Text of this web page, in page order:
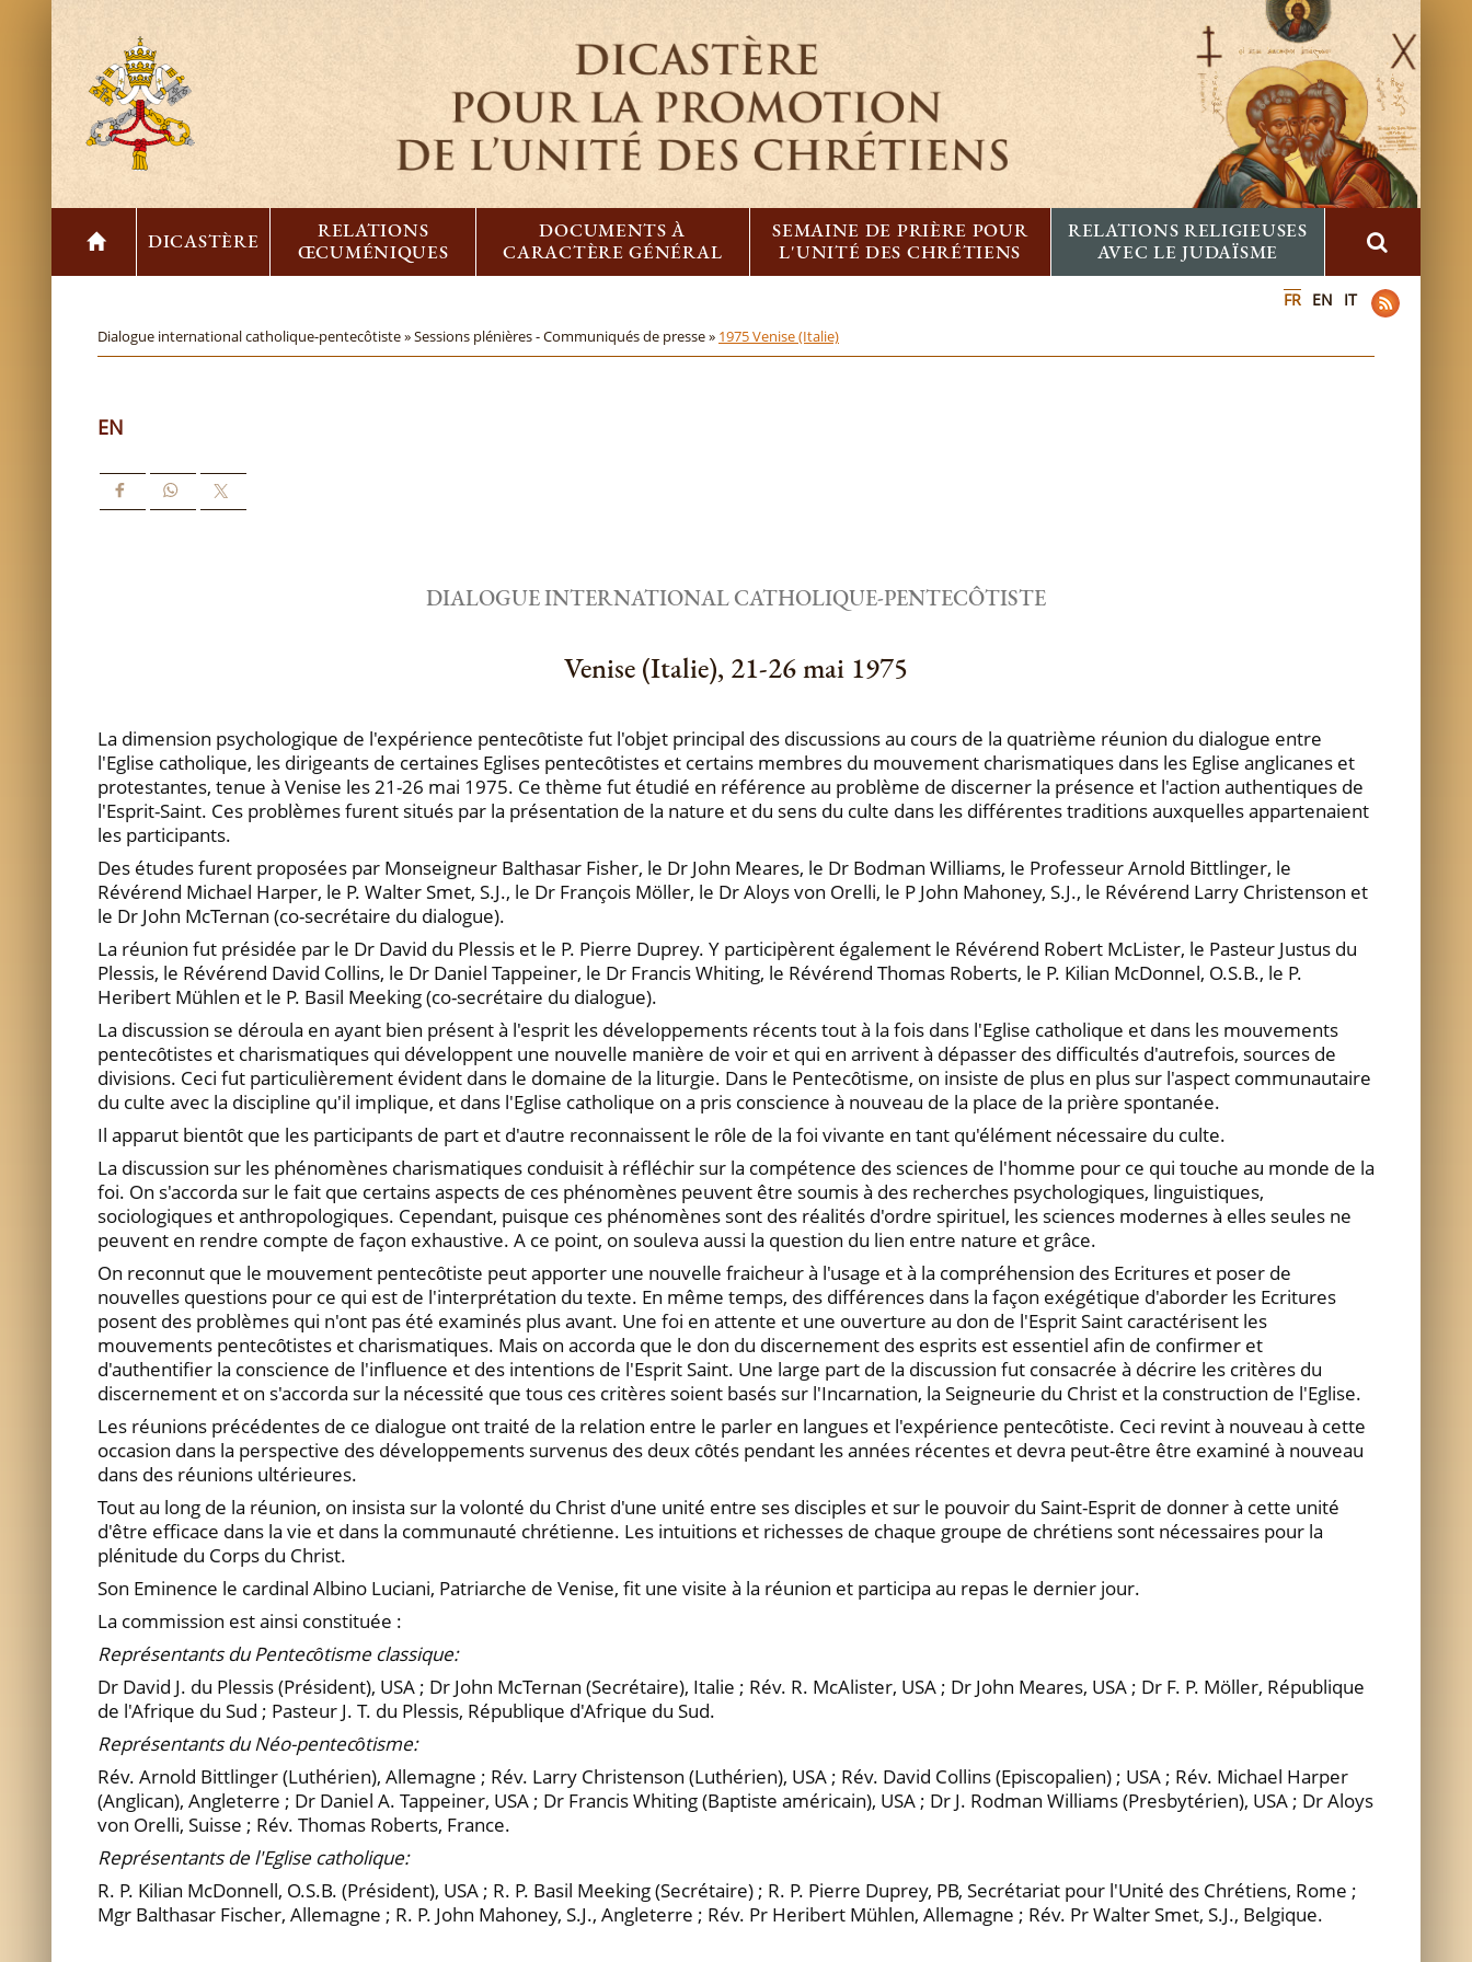
DICASTÈRE
RELATIONS
ŒCUMÉNIQUES
DOCUMENTS À
CARACTÈRE GÉNÉRAL
SEMAINE DE PRIÈRE POUR
L'UNITÉ DES CHRÉTIENS
RELATIONS RELIGIEUSES
AVEC LE JUDAÏSME
FR EN IT
Dialogue international catholique-pentecôtiste »Sessions plénières - Communiqués de presse » 1975 Venise (Italie)
EN
DIALOGUE INTERNATIONAL CATHOLIQUE-PENTECÔTISTE
Venise (Italie), 21-26 mai 1975
La dimension psychologique de l'expérience pentecȏtiste fut l'objet principal des discussions au cours de la quatrième réunion du dialogue entre
l'Eglise catholique, les dirigeants de certaines Eglises pentecȏtistes et certains membres du mouvement charismatiques dans les Eglise anglicanes et
protestantes, tenue à Venise les 21-26 mai 1975. Ce thème fut étudié en référence au problème de discerner la présence et l'action authentiques de
l'Esprit-Saint. Ces problèmes furent situés par la présentation de la nature et du sens du culte dans les différentes traditions auxquelles appartenaient
les participants.
Des études furent proposées par Monseigneur Balthasar Fisher, le Dr John Meares, le Dr Bodman Williams, le Professeur Arnold Bittlinger, le
Révérend Michael Harper, le P. Walter Smet, S.J., le Dr François Möller, le Dr Aloys von Orelli, le P John Mahoney, S.J., le Révérend Larry Christenson et
le Dr John McTernan (co-secrétaire du dialogue).
La réunion fut présidée par le Dr David du Plessis et le P. Pierre Duprey. Y participèrent également le Révérend Robert McLister, le Pasteur Justus du
Plessis, le Révérend David Collins, le Dr Daniel Tappeiner, le Dr Francis Whiting, le Révérend Thomas Roberts, le P. Kilian McDonnel, O.S.B., le P.
Heribert Mühlen et le P. Basil Meeking (co-secrétaire du dialogue).
La discussion se déroula en ayant bien présent à l'esprit les développements récents tout à la fois dans l'Eglise catholique et dans les mouvements
pentecȏtistes et charismatiques qui développent une nouvelle manière de voir et qui en arrivent à dépasser des difficultés d'autrefois, sources de
divisions. Ceci fut particulièrement évident dans le domaine de la liturgie. Dans le Pentecȏtisme, on insiste de plus en plus sur l'aspect communautaire
du culte avec la discipline qu'il implique, et dans l'Eglise catholique on a pris conscience à nouveau de la place de la prière spontanée.
Il apparut bientȏt que les participants de part et d'autre reconnaissent le rȏle de la foi vivante en tant qu'élément nécessaire du culte.
La discussion sur les phénomènes charismatiques conduisit à réfléchir sur la compétence des sciences de l'homme pour ce qui touche au monde de la
foi. On s'accorda sur le fait que certains aspects de ces phénomènes peuvent être soumis à des recherches psychologiques, linguistiques,
sociologiques et anthropologiques. Cependant, puisque ces phénomènes sont des réalités d'ordre spirituel, les sciences modernes à elles seules ne
peuvent en rendre compte de façon exhaustive. A ce point, on souleva aussi la question du lien entre nature et grâce.
On reconnut que le mouvement pentecȏtiste peut apporter une nouvelle fraicheur à l'usage et à la compréhension des Ecritures et poser de
nouvelles questions pour ce qui est de l'interprétation du texte. En même temps, des différences dans la façon exégétique d'aborder les Ecritures
posent des problèmes qui n'ont pas été examinés plus avant. Une foi en attente et une ouverture au don de l'Esprit Saint caractérisent les
mouvements pentecȏtistes et charismatiques. Mais on accorda que le don du discernement des esprits est essentiel afin de confirmer et
d'authentifier la conscience de l'influence et des intentions de l'Esprit Saint. Une large part de la discussion fut consacrée à décrire les critères du
discernement et on s'accorda sur la nécessité que tous ces critères soient basés sur l'Incarnation, la Seigneurie du Christ et la construction de l'Eglise.
Les réunions précédentes de ce dialogue ont traité de la relation entre le parler en langues et l'expérience pentecȏtiste. Ceci revint à nouveau à cette
occasion dans la perspective des développements survenus des deux cȏtés pendant les années récentes et devra peut-être être examiné à nouveau
dans des réunions ultérieures.
Tout au long de la réunion, on insista sur la volonté du Christ d'une unité entre ses disciples et sur le pouvoir du Saint-Esprit de donner à cette unité
d'être efficace dans la vie et dans la communauté chrétienne. Les intuitions et richesses de chaque groupe de chrétiens sont nécessaires pour la
plénitude du Corps du Christ.
Son Eminence le cardinal Albino Luciani, Patriarche de Venise, fit une visite à la réunion et participa au repas le dernier jour.
La commission est ainsi constituée :
Représentants du Pentecȏtisme classique:
Dr David J. du Plessis (Président), USA ; Dr John McTernan (Secrétaire), Italie ; Rév. R. McAlister, USA ; Dr John Meares, USA ; Dr F. P. Möller, République
de l'Afrique du Sud ; Pasteur J. T. du Plessis, République d'Afrique du Sud.
Représentants du Néo-pentecȏtisme:
Rév. Arnold Bittlinger (Luthérien), Allemagne ; Rév. Larry Christenson (Luthérien), USA ; Rév. David Collins (Episcopalien) ; USA ; Rév. Michael Harper
(Anglican), Angleterre ; Dr Daniel A. Tappeiner, USA ; Dr Francis Whiting (Baptiste américain), USA ; Dr J. Rodman Williams (Presbytérien), USA ; Dr Aloys
von Orelli, Suisse ; Rév. Thomas Roberts, France.
Représentants de l'Eglise catholique:
R. P. Kilian McDonnell, O.S.B. (Président), USA ; R. P. Basil Meeking (Secrétaire) ; R. P. Pierre Duprey, PB, Secrétariat pour l'Unité des Chrétiens, Rome ;
Mgr Balthasar Fischer, Allemagne ; R. P. John Mahoney, S.J., Angleterre ; Rév. Pr Heribert Mühlen, Allemagne ; Rév. Pr Walter Smet, S.J., Belgique.